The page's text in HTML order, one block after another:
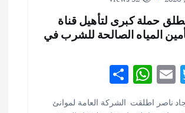
حملة كبرى لتأهيل قناة
المياه الصالحة للشرب في
T
w
E
m
W
h
S
h
ناصر اطلقت الشركة العامة لموانئ